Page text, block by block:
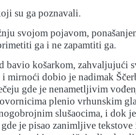
su ga poznavali.
svojom pojavom,
ga i ne zapamtiti ga.
bavio košarkom, zahvaljujući
mirnoći dobio je nadimak
gde je nenametljivim
plenio vrhunskim
slušaocima, i dok
je pisao zanimljive